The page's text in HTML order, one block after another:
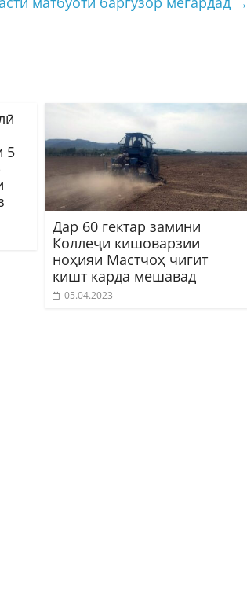
5
Дар 60 гектар замини
Коллеҷи кишоварзии
ноҳияи Мастчоҳ чигит
кишт карда мешавад
05.04.2023